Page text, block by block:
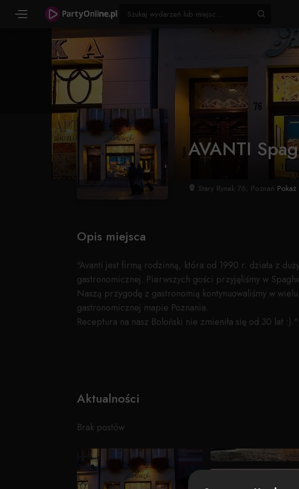
AVANTI
Stary Rynek 76, Poznań
Opis miejsca
"Avanti jest firmą rodzinną, która od 1990 r. działa z
gastronomicznej. Pierwszych gości przyjęliśmy w
Naszą przygodę z gastronomią kontynuowaliśmy w
gastronomicznej mapie Poznania.
Receptura na nasz Boloński nie zmieniła się od 30 lat :)."
Aktualności
Brak postów